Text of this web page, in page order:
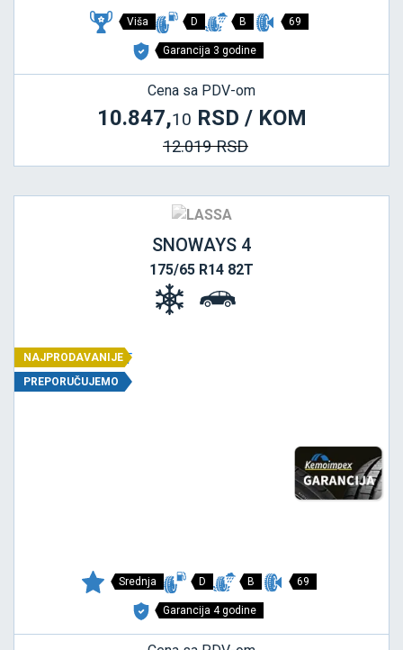
Viša D B 69
Garancija 3 godine
Cena sa PDV-om
10.847,10 RSD / KOM
12.019 RSD
SNOWAYS 4
175/65 R14 82T
NAJPRODAVANIJE
PREPORUČUJEMO
Srednja D B 69
Garancija 4 godine